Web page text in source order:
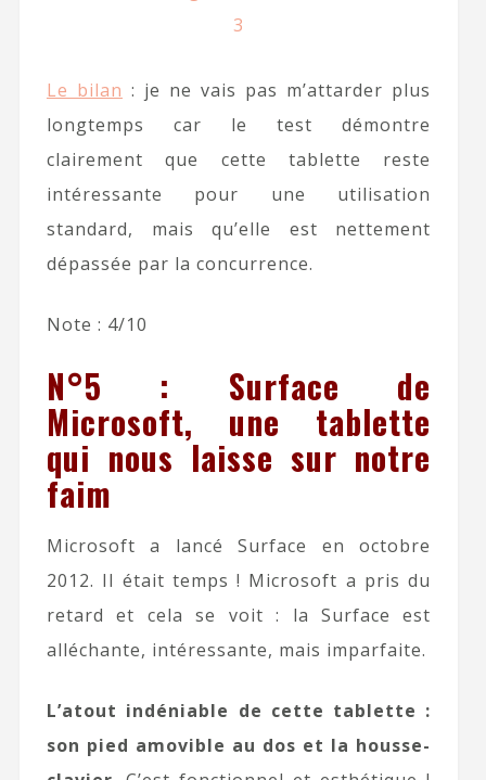
Le bilan : je ne vais pas m’attarder plus
longtemps car le test démontre
clairement que cette tablette reste
intéressante pour une utilisation
standard, mais qu’elle est nettement
dépassée par la concurrence.
Note : 4/10
N°5 : Surface de
Microsoft, une tablette
qui nous laisse sur notre
faim
Microsoft a lancé Surface en octobre
2012. Il était temps ! Microsoft a pris du
retard et cela se voit : la Surface est
alléchante, intéressante, mais imparfaite.
L’atout indéniable de cette tablette :
son pied amovible au dos et la housse-